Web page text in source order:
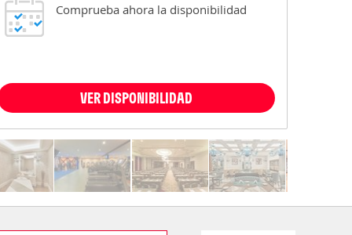
Comprueba ahora la disponibilidad
VER DISPONIBILIDAD